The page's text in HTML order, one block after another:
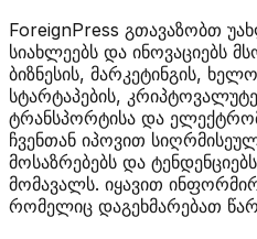
ForeignPress გთავაზობთ
სიახლეებს და ინოვაციებს
ბიზნესის, მარკეტინგის,
სტარტაპების,
ტრანსპორტისა და
ჩვენთან იპოვით
მოსაზრებებს და
მომავალს. იყავით
რომელიც დაგეხმარებათ